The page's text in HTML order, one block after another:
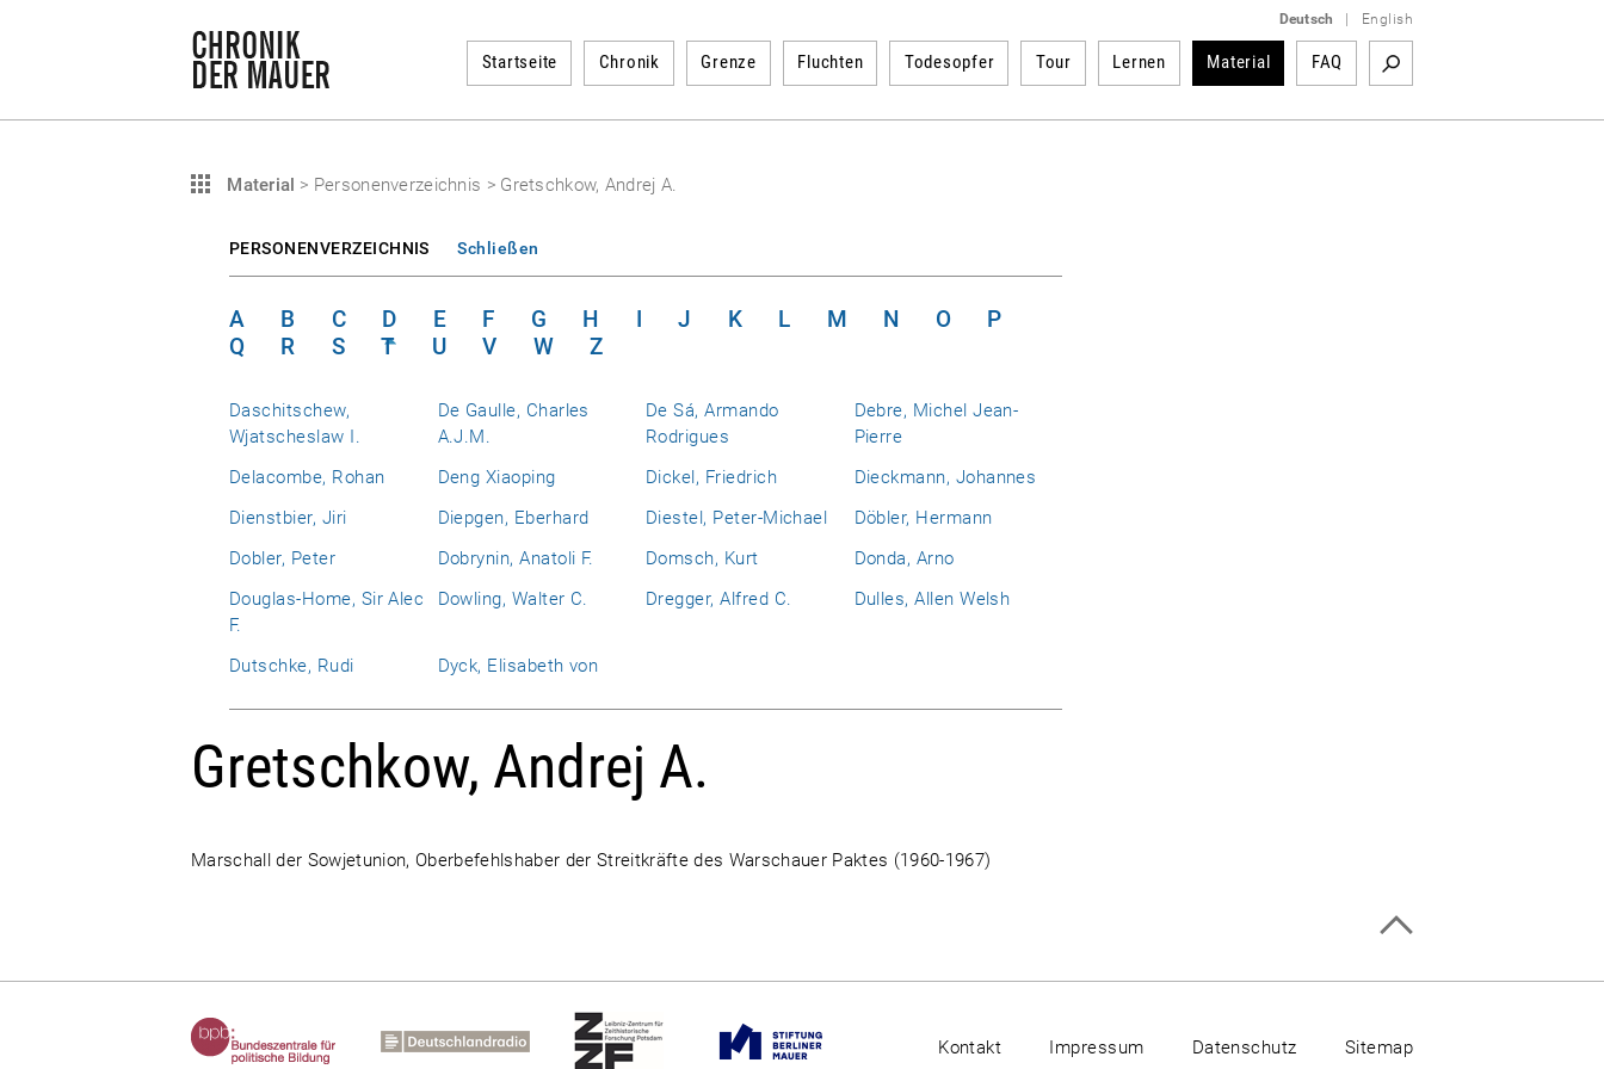
Deutsch English
Startseite Chronik Grenze Fluchten Todesopfer Tour Lernen Material FAQ
Material > Personenverzeichnis > Gretschkow, Andrej A.
PERSONENVERZEICHNIS Schließen
A B C D E F G H I J K L M N O
P
Q
R S T U V W Z
Daschitschew,
Wjatscheslaw I.
De Gaulle, Charles
A.J.M.
De Sá, Armando
Rodrigues
Debre, Michel Jean-
Pierre
Delacombe, Rohan
Deng Xiaoping Dickel, Friedrich
Dieckmann, Johannes
Dienstbier, Jiri
Diepgen, Eberhard Diestel, Peter-Michael
Döbler, Hermann
Dobler, Peter
Dobrynin, Anatoli F. Domsch, Kurt
Donda, Arno
Douglas-Home, Sir Alec
F.
Dowling, Walter C. Dregger, Alfred C. Dulles, Allen Welsh
Dutschke, Rudi Dyck, Elisabeth von
Gretschkow, Andrej A.
Marschall der Sowjetunion, Oberbefehlshaber der Streitkräfte des Warschauer Paktes (1960-1967)
Kontakt Impressum Datenschutz Sitemap